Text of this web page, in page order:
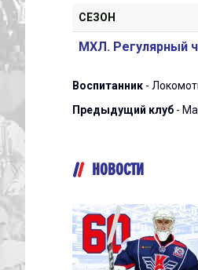
СЕЗОН
МХЛ. Регулярный
Воспитанник -
Предыдущий клуб -
НОВОСТИ